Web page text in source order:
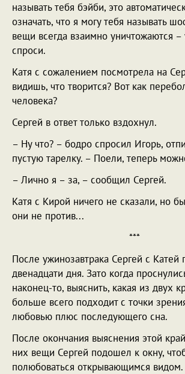
называть тебя бэйби, это
означать, что я могу тебя называть
вещи всегда взаимно уничтожаются –
спроси.
Катя с сожалением посмотрела на
видишь, что творится? Вот как
человека?
Сергей в ответ только вздохнул.
– Ну что? – бодро спросил Игорь,
пустую тарелку. – Поели, теперь
– Лично я – за, – сообщил Сергей.
Катя с Кирой ничего не сказали, но
они не против...
***
После ужинозавтрака Сергей с Катей
двенадцати дня. Зато когда
наконец-то, выяснить, какая из двух
больше всего подходит с точки
любовью плюс последующего сна.
После окончания выяснения этой
них вещи Сергей подошел к окну,
полюбоваться открывающимся видом.